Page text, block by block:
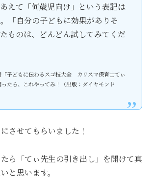
えて「何歳児向け」という表記は
「自分の子どもに効果がありそ
ものは、どんどん試してみてくだ
「子どもに伝わるスゴ技大全 カリスマ保育士てぃ
たら、これやってみ！（出版：ダイヤモンド
させてもらいました！
ら「てぃ先生の引き出し」を開けて真
と思います。